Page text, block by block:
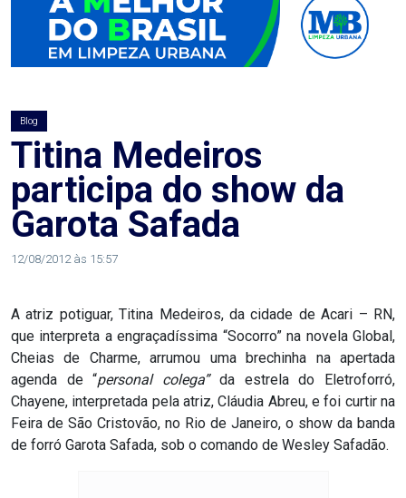
ADMINISTRAÇÃO
AGOSTO
ALEGRIA
ALRN
ANIVERSARIANTE
PARLAMENTAR
ARTIGO
ASSEMBLEIA
DO
Blog
Titina Medeiros
participa do show da
Garota Safada
12/08/2012 às 15:57
A atriz potiguar, Titina Medeiros, da cidade de Acari – RN,
que interpreta a engraçadíssima “Socorro” na novela Global,
Cheias de Charme, arrumou uma brechinha na apertada
agenda de “personal colega”da estrela do Eletroforró,
Chayene, interpretada pela atriz, Cláudia Abreu, e foi curtir na
Feira de São Cristovão, no Rio de Janeiro, o show da banda
de forró Garota Safada, sob o comando de Wesley Safadão.